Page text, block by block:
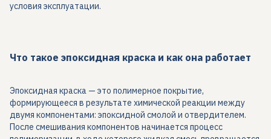
условия эксплуатации.
Что такое эпоксидная краска и как она работает
Эпоксидная краска — это полимерное покрытие,
формирующееся в результате химической реакции между
двумя компонентами: эпоксидной смолой и отвердителем.
После смешивания компонентов начинается процесс